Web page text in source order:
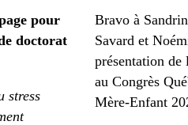
pour
doctorat
stress
Bravo à
Savard et
présentation de
au Congrès
Mère-Enfant